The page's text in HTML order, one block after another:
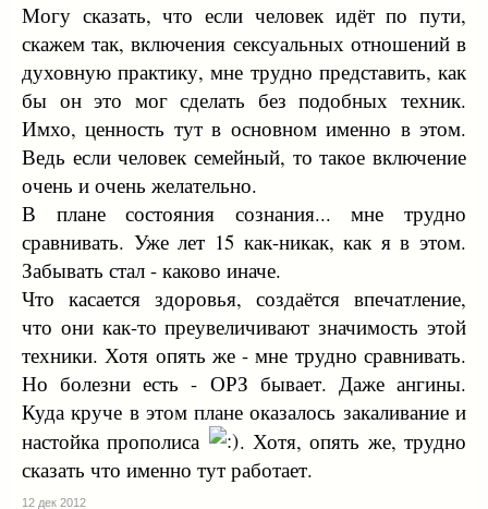
Могу сказать, что если человек идёт по пути,
скажем так, включения сексуальных отношений в
духовную практику, мне трудно представить, как
бы он это мог сделать без подобных техник.
Имхо, ценность тут в основном именно в этом.
Ведь если человек семейный, то такое включение
очень и очень желательно.
В плане состояния сознания... мне трудно
сравнивать. Уже лет 15 как-никак, как я в этом.
Забывать стал - каково иначе.
Что касается здоровья, создаётся впечатление,
что они как-то преувеличивают значимость этой
техники. Хотя опять же - мне трудно сравнивать.
Но болезни есть - ОРЗ бывает. Даже ангины.
Куда круче в этом плане оказалось закаливание и
настойка прополиса
. Хотя, опять же, трудно
сказать что именно тут работает.
12 дек 2012